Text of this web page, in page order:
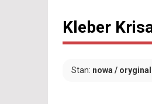
Kleber
Stan: nowa /